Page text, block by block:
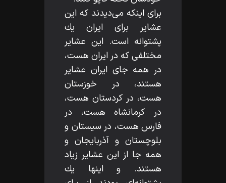
براى اينكه مى‌ديدند كه اين
عشاير براى ايران يك
پشتوانه است. اين عشاير
مختلفى كه در ايران هست،
در همه جاى ايران عشاير
هستند، در خوزستان
هست، در كردستان هست،
در كرمانشاه هست، در
فارس هست، در سيستان و
بلوچستان و آذربايجان و
همه جا از اين عشاير زياد
هستند. و اينها يك